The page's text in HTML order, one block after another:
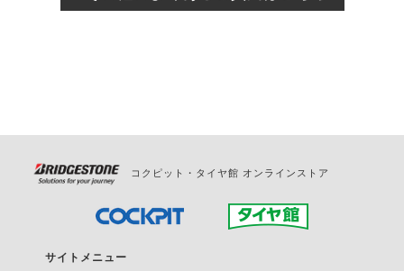
の日時変更につきましては、直接ご予約の店舗まで
コクピット・タイヤ館 オンラインストア
サイトメニュー